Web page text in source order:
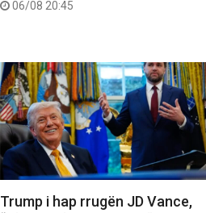
06/08 20:45
Trump i hap rrugën JD Vance,